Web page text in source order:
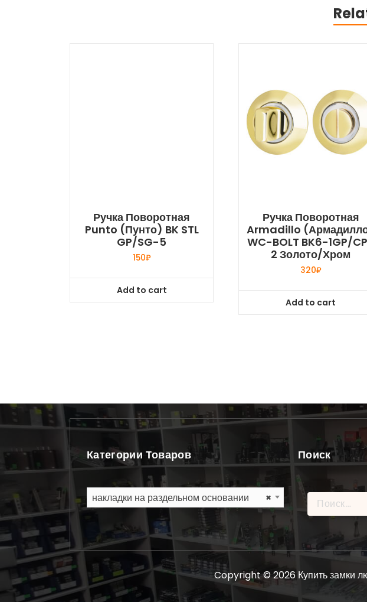
Ручка Поворотная
Punto (Пунто) BK STL
GP/SG-5
150₽
Add to cart
Ручка Поворотная
Armadillo
WC-BOLT BK6-1GP/
2 Золото/хром
320₽
Add to cart
Категории Товаров
×
накладки на раздельном основании
Поиск
Найти:
Copyright © 2026 Купить замки